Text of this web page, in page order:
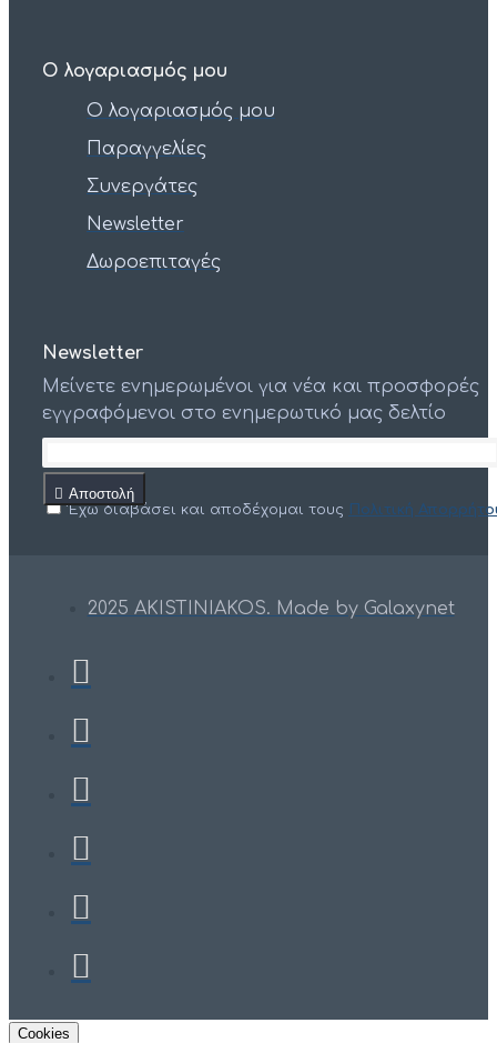
Ο λογαριασμός μου
Ο λογαριασμός μου
Παραγγελίες
Συνεργάτες
Newsletter
Δωροεπιταγές
Newsletter
Μείνετε ενημερωμένοι για νέα και προσφορές
εγγραφόμενοι στο ενημερωτικό μας δελτίο
Αποστολή
Έχω διαβάσει και αποδέχομαι τους Πολιτική
2025 AKISTINIAKOS. Made by Galaxynet
Cookies